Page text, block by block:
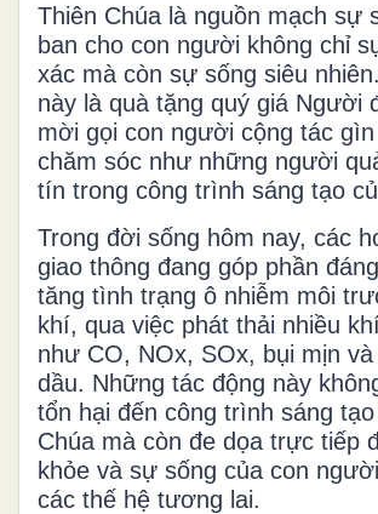
Thiên Chúa là nguồn mạch sự
ban cho con người không chỉ
xác mà còn sự sống siêu
này là quà tặng quý giá Người
mời gọi con người cộng tác
chăm sóc như những người
tín trong công trình sáng tạo
Trong đời sống hôm nay, các
giao thông đang góp phần
tăng tình trạng ô nhiễm môi
khí, qua việc phát thải nhiều
như CO, NOx, SOx, bụi mịn
dầu. Những tác động này
tổn hại đến công trình sáng
Chúa mà còn đe dọa trực tiếp
khỏe và sự sống của con
các thế hệ tương lai.